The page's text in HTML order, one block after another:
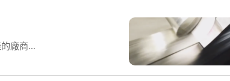
廠商...